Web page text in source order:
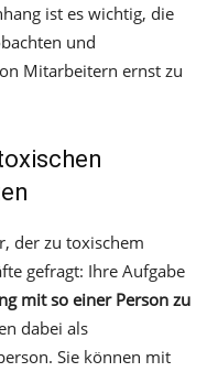
ist es wichtig, die
und
Mitarbeitern ernst zu
der zu toxischem
gefragt: Ihre Aufgabe
mit so einer Person zu
dabei als
Sie können mit